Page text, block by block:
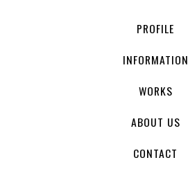
PROFILE
INFORMATION
WORKS
ABOUT US
CONTACT